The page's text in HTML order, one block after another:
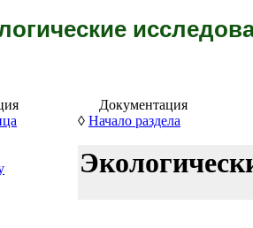
Документация
◊ Начало раздела